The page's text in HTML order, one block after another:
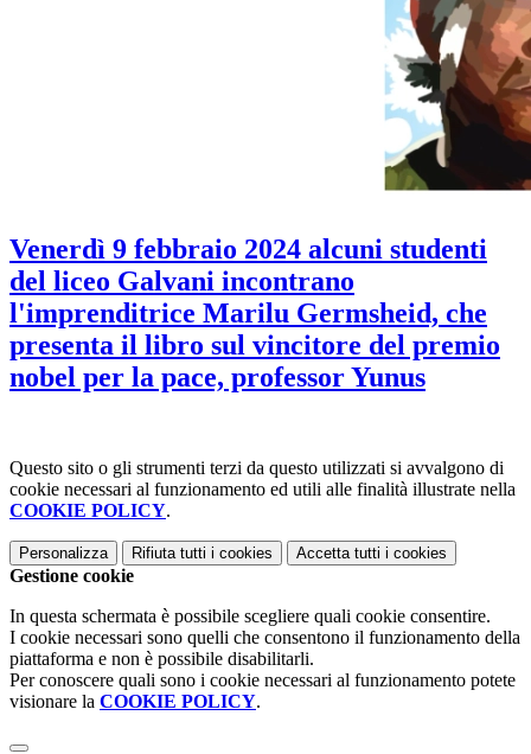
Venerdì 9 febbraio 2024 alcuni studenti
del liceo Galvani incontrano
l'imprenditrice Marilu Germsheid, che
presenta il libro sul vincitore del premio
nobel per la pace, professor Yunus
Questo sito o gli strumenti terzi da questo utilizzati si avvalgono di
cookie necessari al funzionamento ed utili alle finalità illustrate nella
COOKIE POLICY.
Personalizza Rifiuta tutti i cookies Accetta tutti i cookies
Gestione cookie
In questa schermata è possibile scegliere quali cookie consentire.
I cookie necessari sono quelli che consentono il funzionamento della
piattaforma e non è possibile disabilitarli.
Per conoscere quali sono i cookie necessari al funzionamento potete
visionare la COOKIE POLICY.